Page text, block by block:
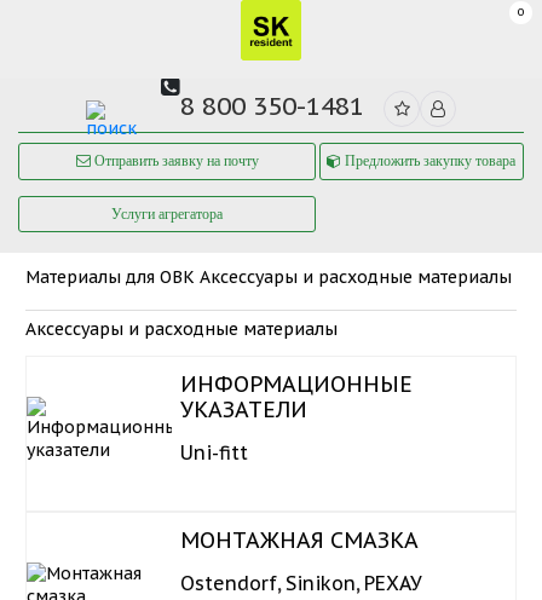
0
8 800 350-1481
Отправить заявку на почту Предложить закупку товара
Услуги агрегатора
Материалы для ОВК Аксессуары и расходные материалы
Аксессуары и расходные материалы
ИНФОРМАЦИОННЫЕ
УКАЗАТЕЛИ
Uni-fitt
МОНТАЖНАЯ СМАЗКА
Ostendorf,Sinikon, РЕХАУ